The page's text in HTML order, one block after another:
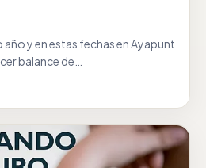
y en estas fechas en Ayapunt
balance de…